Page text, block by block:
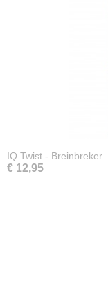
IQ Twist - Breinbreker
€ 12,95